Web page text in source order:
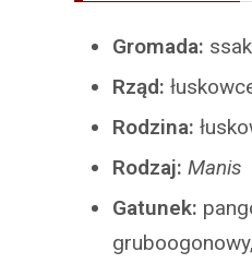
Gromada:
Rząd:
Rodzina:
Rodzaj: Manis
Gatunek: